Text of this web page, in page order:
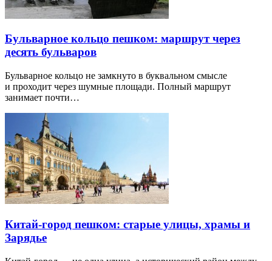
Бульварное кольцо пешком: маршрут через
десять бульваров
Бульварное кольцо не замкнуто в буквальном смысле
и проходит через шумные площади. Полный маршрут
занимает почти…
Китай-город пешком: старые улицы, храмы и
Зарядье